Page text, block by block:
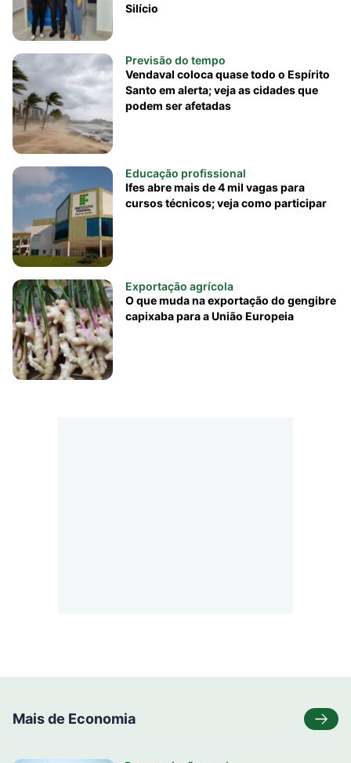
Silício
Previsão do tempo
Vendaval coloca quase todo o Espírito
Santo em alerta; veja as cidades que
podem ser afetadas
Educação profissional
Ifes abre mais de 4 mil vagas para
cursos técnicos; veja como participar
Exportação agrícola
O que muda na exportação do gengibre
capixaba para a União Europeia
Mais de Economia